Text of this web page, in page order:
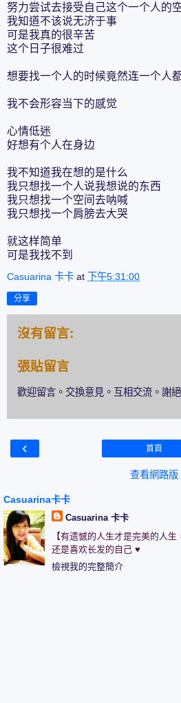
努力尝试去接受自己这个一个人的
我知道不该说无济于事
可是我真的很辛苦
这个日子很难过
想要找一个人的时候竟然连一个人
我不会形容当下的感觉
心情低迷
好想有个人在身边
我不知道我在想的是什么
我只想找一个人说我想说的东西
我只想找一个空间去呐喊
我只想找一个肩膀去大哭
就这样简单
可是我找不到
Casuarina 卡卡 at 下午5:31:00
分享
沒有留言:
張貼留言
歡迎留言。交換意見。互相交流。謝絕
‹ 首頁
查看網路版
Casuarina卡卡
Casuarina 卡卡
【有遗憾的人生才是完美的人
还是喜欢长发的自己 ♥
檢視我的完整簡介